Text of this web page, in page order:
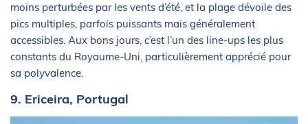
moins perturbées par les vents d’été, et la plage dévoile des
pics multiples, parfois puissants mais généralement
accessibles. Aux bons jours, c’est l’un des line-ups les plus
constants du Royaume-Uni, particulièrement apprécié pour
sa polyvalence.
9. Ericeira, Portugal